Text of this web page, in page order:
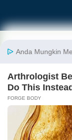
Tentang Katadata